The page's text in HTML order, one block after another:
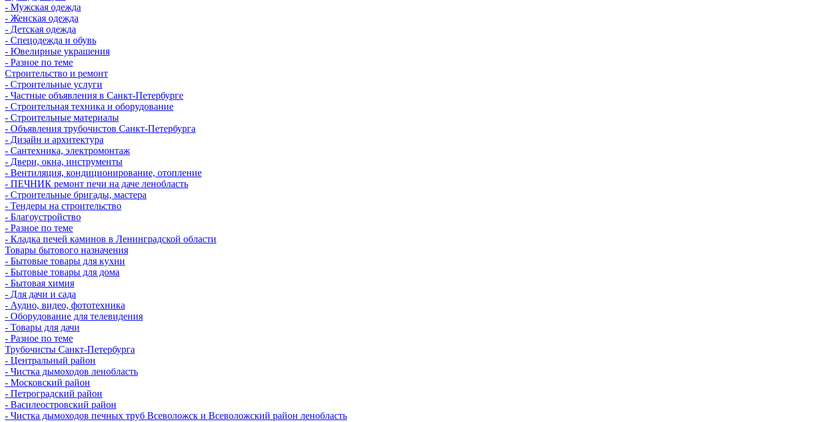
- Мужская одежда
- Женская одежда
- Детская одежда
- Спецодежда и обувь
- Ювелирные украшения
- Разное по теме
Строительство и ремонт
- Строительные услуги
- Частные объявления в Санкт-Петербурге
- Строительная техника и оборудование
- Строительные материалы
- Объявления трубочистов Санкт-Петербурга
- Дизайн и архитектура
- Сантехника, электромонтаж
- Двери, окна, инструменты
- Вентиляция, кондиционирование, отопление
- ПЕЧНИК ремонт печи на даче ленобласть
- Строительные бригады, мастера
- Тендеры на строительство
- Благоустройство
- Разное по теме
- Кладка печей каминов в Ленинградской области
Товары бытового назначения
- Бытовые товары для кухни
- Бытовые товары для дома
- Бытовая химия
- Для дачи и сада
- Аудио, видео, фототехника
- Оборудование для телевидения
- Товары для дачи
- Разное по теме
Трубочисты Санкт-Петербурга
- Центральный район
- Чистка дымоходов ленобласть
- Московский район
- Петроградский район
- Василеостровский район
- Чистка дымоходов печных труб Всеволожск и Всеволожский район ленобласть